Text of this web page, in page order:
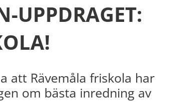
UPPDRAGET:
att Rävemåla friskola har
om bästa inredning av